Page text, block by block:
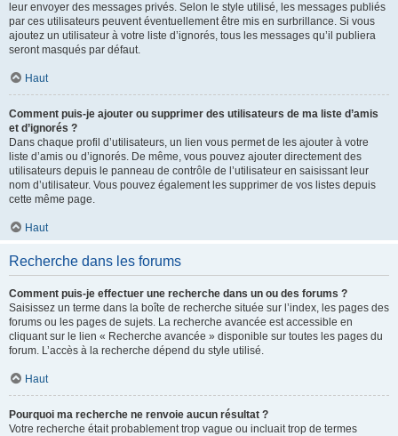
leur envoyer des messages privés. Selon le style utilisé, les messages publiés
par ces utilisateurs peuvent éventuellement être mis en surbrillance. Si vous
ajoutez un utilisateur à votre liste d’ignorés, tous les messages qu’il publiera
seront masqués par défaut.
Haut
Comment puis-je ajouter ou supprimer des utilisateurs de ma liste d’amis
et d’ignorés ?
Dans chaque profil d’utilisateurs, un lien vous permet de les ajouter à votre
liste d’amis ou d’ignorés. De même, vous pouvez ajouter directement des
utilisateurs depuis le panneau de contrôle de l’utilisateur en saisissant leur
nom d’utilisateur. Vous pouvez également les supprimer de vos listes depuis
cette même page.
Haut
Recherche dans les forums
Comment puis-je effectuer une recherche dans un ou des forums ?
Saisissez un terme dans la boîte de recherche située sur l’index, les pages des
forums ou les pages de sujets. La recherche avancée est accessible en
cliquant sur le lien « Recherche avancée » disponible sur toutes les pages du
forum. L’accès à la recherche dépend du style utilisé.
Haut
Pourquoi ma recherche ne renvoie aucun résultat ?
Votre recherche était probablement trop vague ou incluait trop de termes